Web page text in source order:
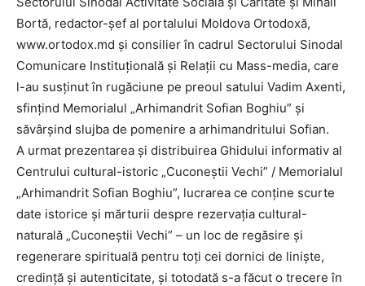
Bortă, redactor-șef al portalului Moldova Ortodoxă,
www.ortodox.md și consilier în cadrul Sectorului Sinodal
Comunicare Instituțională și Relații cu Mass-media, care
l-au susținut în rugăciune pe preoul satului Vadim Axenti,
sfințind Memorialul „Arhimandrit Sofian Boghiu” și
săvârșind slujba de pomenire a arhimandritului Sofian.
A urmat prezentarea și distribuirea Ghidului informativ al
Centrului cultural-istoric „Cuconeștii Vechi” / Memorialul
„Arhimandrit Sofian Boghiu”, lucrarea ce conține scurte
date istorice și mărturii despre rezervația cultural-
naturală „Cuconeștii Vechi” – un loc de regăsire și
regenerare spirituală pentru toți cei dornici de liniște,
credință și autenticitate, și totodată s-a făcut o trecere în